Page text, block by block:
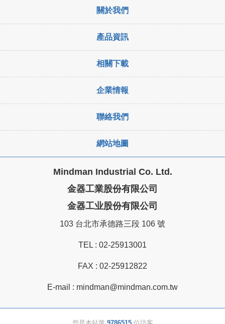
關於我們
產品資訊
相關下載
企業情報
聯絡我們
網站地圖
Mindman Industrial Co. Ltd.
金器工業股份有限公司
金器工业股份有限公司
103 台北市承德路三段 106 號
TEL : 02-25913001
FAX : 02-25912822
E-mail : mindman@mindman.com.tw